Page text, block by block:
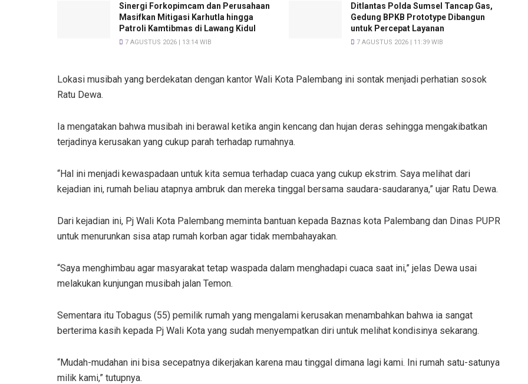
Sinergi Forkopimcam dan Perusahaan
Masifkan Mitigasi Karhutla hingga
Patroli Kamtibmas di Lawang Kidul
7 AGUSTUS 2026 | 13:14 WIB
Ditlantas Polda Sumsel Tancap Gas,
Gedung BPKB Prototype Dibangun
untuk Percepat Layanan
7 AGUSTUS 2026 | 11:39 WIB
Lokasi musibah yang berdekatan dengan kantor Wali Kota Palembang ini sontak menjadi perhatian sosok
Ratu Dewa.
Ia mengatakan bahwa musibah ini berawal ketika angin kencang dan hujan deras sehingga mengakibatkan
terjadinya kerusakan yang cukup parah terhadap rumahnya.
“Hal ini menjadi kewaspadaan untuk kita semua terhadap cuaca yang cukup ekstrim. Saya melihat dari
kejadian ini, rumah beliau atapnya ambruk dan mereka tinggal bersama saudara-saudaranya,” ujar Ratu Dewa.
Dari kejadian ini, Pj Wali Kota Palembang meminta bantuan kepada Baznas kota Palembang dan Dinas PUPR
untuk menurunkan sisa atap rumah korban agar tidak membahayakan.
“Saya menghimbau agar masyarakat tetap waspada dalam menghadapi cuaca saat ini,” jelas Dewa usai
melakukan kunjungan musibah jalan Temon.
Sementara itu Tobagus (55) pemilik rumah yang mengalami kerusakan menambahkan bahwa ia sangat
berterima kasih kepada Pj Wali Kota yang sudah menyempatkan diri untuk melihat kondisinya sekarang.
“Mudah-mudahan ini bisa secepatnya dikerjakan karena mau tinggal dimana lagi kami. Ini rumah satu-satunya
milik kami,” tutupnya.